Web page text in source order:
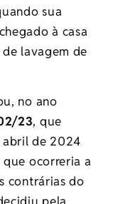
sua
à casa
lavagem de
no ano
23, que
abril de 2024
ocorreria a
contrárias do